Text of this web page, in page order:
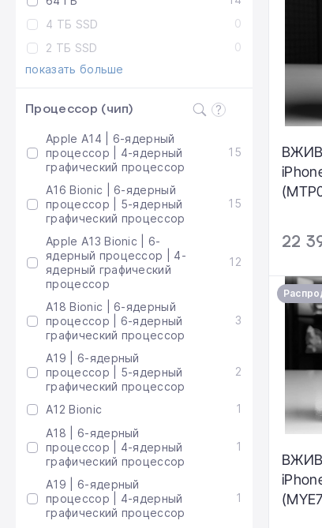
4 ТБ SSD
0
2 ТБ SSD
0
показать больше
Процессор (чип)
Apple A14 | 6-ядерный
процессор | 4-ядерный
графический процессор
15
A16 Bionic | 6-ядерный
процессор | 5-ядерный
графический процессор
15
Apple A13 Bionic | 6-
ядерный процессор | 4-
ядерный графический
процессор
12
A18 Bionic | 6-ядерный
процессор | 6-ядерный
графический процессор
3
A19 | 6-ядерный
процессор | 5-ядерный
графический процессор
2
A12 Bionic
1
A18 | 6-ядерный
процессор | 4-ядерный
графический процессор
1
A19 | 6-ядерный
процессор | 4-ядерный
графический процессор
1
22